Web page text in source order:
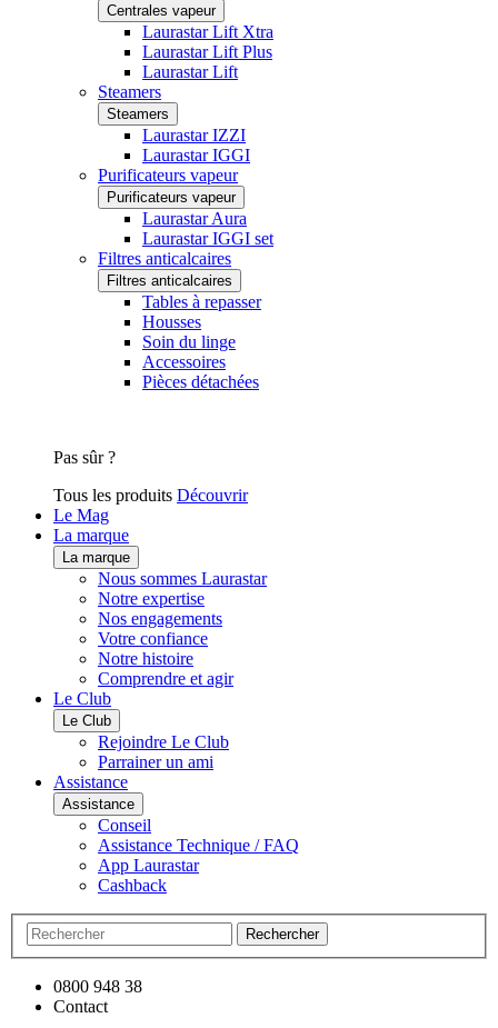
Centrales vapeur
Laurastar Lift Xtra
Laurastar Lift Plus
Laurastar Lift
Steamers
Steamers
Laurastar IZZI
Laurastar IGGI
Purificateurs vapeur
Purificateurs vapeur
Laurastar Aura
Laurastar IGGI set
Filtres anticalcaires
Filtres anticalcaires
Tables à repasser
Housses
Soin du linge
Accessoires
Pièces détachées
Pas sûr ?
Tous les produits Découvrir
Le Mag
La marque
La marque
Nous sommes Laurastar
Notre expertise
Nos engagements
Votre confiance
Notre histoire
Comprendre et agir
Le Club
Le Club
Rejoindre Le Club
Parrainer un ami
Assistance
Assistance
Conseil
Assistance Technique / FAQ
App Laurastar
Cashback
Rechercher
0800 948 38
Contact